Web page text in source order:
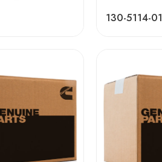
130-5114-01